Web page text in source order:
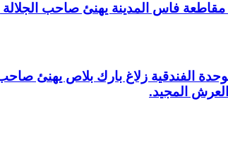
المدينة يهنئ صاحب الجلالة بمناسبة الذكرى 27
للوحدة الفندقية زلاغ بارك بلاص يهنئ
المجيد.